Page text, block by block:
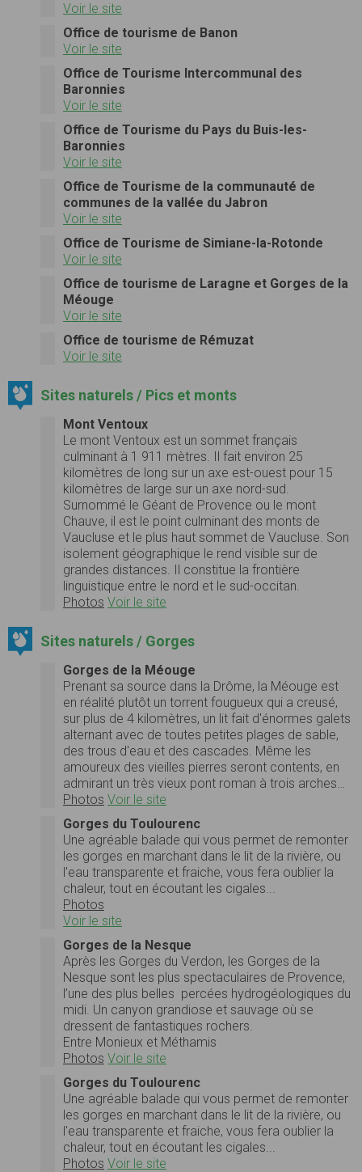
Voir le site
Office de tourisme de Banon
Voir le site
Office de Tourisme Intercommunal des
Baronnies
Voir le site
Office de Tourisme du Pays du Buis-les-
Baronnies
Voir le site
Office de Tourisme de la communauté de
communes de la vallée du Jabron
Voir le site
Office de Tourisme de Simiane-la-Rotonde
Voir le site
Office de tourisme de Laragne et Gorges de la
Méouge
Voir le site
Office de tourisme de Rémuzat
Voir le site
Sites naturels / Pics et monts
Mont Ventoux
Le mont Ventoux est un sommet français
culminant à 1 911 mètres. Il fait environ 25
kilomètres de long sur un axe est-ouest pour 15
kilomètres de large sur un axe nord-sud.
Surnommé le Géant de Provence ou le mont
Chauve, il est le point culminant des monts de
Vaucluse et le plus haut sommet de Vaucluse. Son
isolement géographique le rend visible sur de
grandes distances. Il constitue la frontière
linguistique entre le nord et le sud-occitan.
Photos Voir le site
Sites naturels / Gorges
Gorges de la Méouge
Prenant sa source dans la Drôme, la Méouge est
en réalité plutôt un torrent fougueux qui a creusé,
sur plus de 4 kilomètres, un lit fait d'énormes galets
alternant avec de toutes petites plages de sable,
des trous d'eau et des cascades. Même les
amoureux des vieilles pierres seront contents, en
admirant un très vieux pont roman à trois arches…
Photos Voir le site
Gorges du Toulourenc
Une agréable balade qui vous permet de remonter
les gorges en marchant dans le lit de la rivière, ou
l'eau transparente et fraiche, vous fera oublier la
chaleur, tout en écoutant les cigales...
Photos
Voir le site
Gorges de la Nesque
Après les Gorges du Verdon, les Gorges de la
Nesque sont les plus spectaculaires de Provence,
l’une des plus belles percées hydrogéologiques du
midi. Un canyon grandiose et sauvage où se
dressent de fantastiques rochers.
Entre Monieux et Méthamis
Photos Voir le site
Gorges du Toulourenc
Une agréable balade qui vous permet de remonter
les gorges en marchant dans le lit de la rivière, ou
l'eau transparente et fraiche, vous fera oublier la
chaleur, tout en écoutant les cigales...
Photos Voir le site